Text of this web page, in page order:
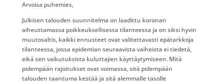
Arvoisa puhemies,
Julkisen talouden suunnitelma on laadittu koronan
aiheuttamassa poikkeuksellisessa tilanteessa ja on siksi hyvin
muutosaltis, kaikki ennusteet ovat valitettavasti epätarkkoja
tilanteessa, jossa epidemian seuraavista vaiheista ei tiedetä,
eikä sen vaikutuksista kuluttajien käyttäytymiseen. Mitä
pidempään rajoitukset ovat voimassa, sitä pidempään
talouden taantuma kestää ja sitä alemmalle tasolle